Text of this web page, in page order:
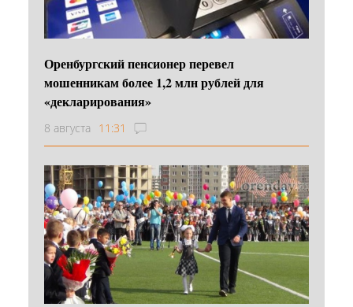
Оренбургский пенсионер перевел
мошенникам более 1,2 млн рублей для
«декларирования»
8 августа 11:31